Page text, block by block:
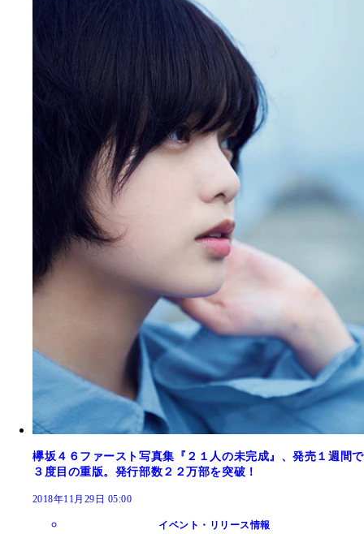
欅坂４６ファースト写真集『２１人の未完成』、発売１週間で
３度目の重版。発行部数２２万部を突破！
2018年11月29日 05:00
イベント・リリース情報